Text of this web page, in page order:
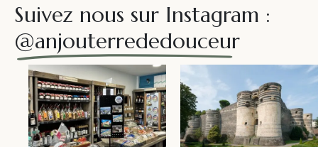
Suivez nous sur Instagram :
@anjouterrededouceur